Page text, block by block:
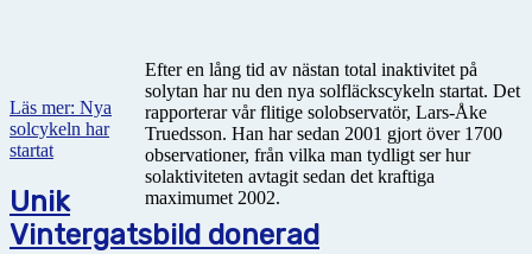
Efter en lång tid av nästan total inaktivitet på
solytan har nu den nya solfläckscykeln startat. Det
rapporterar vår flitige solobservatör, Lars-Åke
Truedsson. Han har sedan 2001 gjort över 1700
observationer, från vilka man tydligt ser hur
solaktiviteten avtagit sedan det kraftiga
maximumet 2002.
Läs mer: Nya
solcykeln har
startat
Unik
Vintergatsbild donerad